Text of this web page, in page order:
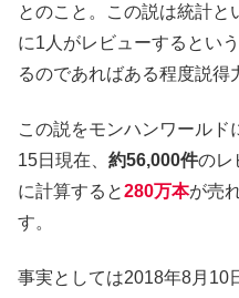
とのこと。この説は統計と
に1人がレビューするとい
るのであればある程度説得
この説をモンハンワールド
15日現在、 約56,000件のレ
に計算すると280万本が売
す。
事実としては2018年8月10